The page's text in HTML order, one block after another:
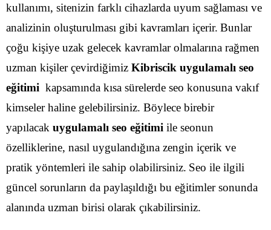
kullanımı, sitenizin farklı cihazlarda uyum sağlaması ve
analizinin oluşturulması gibi kavramları içerir. Bunlar
çoğu kişiye uzak gelecek kavramlar olmalarına rağmen
uzman kişiler çevirdiğimiz Kibriscik uygulamalı seo
eğitimi kapsamında kısa sürelerde seo konusuna vakıf
kimseler haline gelebilirsiniz. Böylece birebir
yapılacak uygulamalı seo eğitimi ile seonun
özelliklerine, nasıl uygulandığına zengin içerik ve
pratik yöntemleri ile sahip olabilirsiniz. Seo ile ilgili
güncel sorunların da paylaşıldığı bu eğitimler sonunda
alanında uzman birisi olarak çıkabilirsiniz.